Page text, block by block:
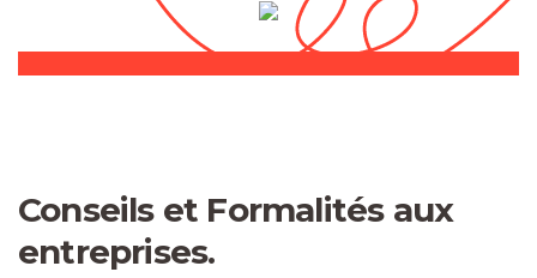
Conseils et Formalités aux
entreprises.